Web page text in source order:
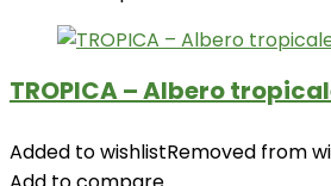
TROPICA – Albero
Added to wishlistRemoved from